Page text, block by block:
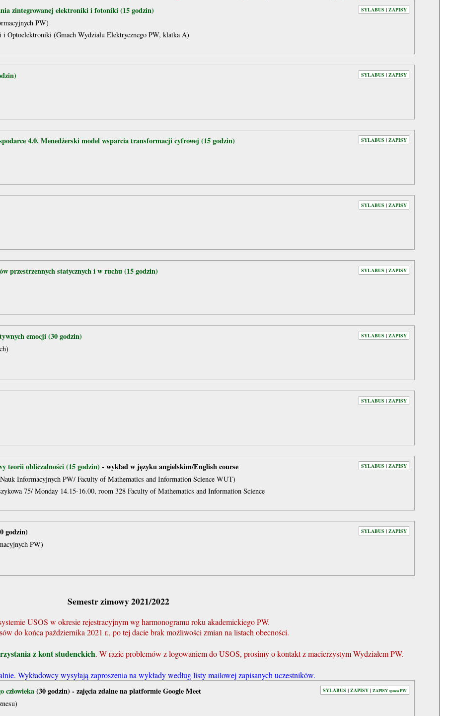
SYLABUS | ZAPISY
zintegrowanej elektroniki i fotoniki (15 godzin)
PW)
(Gmach Wydziału Elektrycznego PW, klatka A)
SYLABUS | ZAPISY
SYLABUS | ZAPISY
4.0. Menedżerski model wsparcia transformacji cyfrowej (15 godzin)
SYLABUS | ZAPISY
SYLABUS | ZAPISY
przestrzennych statycznych i w ruchu (15 godzin)
SYLABUS | ZAPISY
emocji (30 godzin)
SYLABUS | ZAPISY
SYLABUS | ZAPISY
teorii obliczalności (15 godzin) - wykład w języku angielskim/English course
Informacyjnych PW/ Faculty of Mathematics and Information Science WUT)
75/ Monday 14.15-16.00, room 328 Faculty of Mathematics and Information Science
SYLABUS | ZAPISY
godzin)
PW)
Semestr zimowy 2021/2022
USOS w okresie rejestracyjnym wg harmonogramu roku akademickiego PW.
do końca października 2021 r., po tej dacie brak możliwości zmian na listach obecności.
z kont studenckich. W razie problemów z logowaniem do USOS, prosimy o kontakt z macierzystym Wydziałem PW.
Wykładowcy wysyłają zaproszenia na wykłady według listy mailowej zapisanych uczestników.
SYLABUS | ZAPISY | ZAPISY spoza PW
człowieka(30 godzin) - zajęcia zdalne na platformie Google Meet